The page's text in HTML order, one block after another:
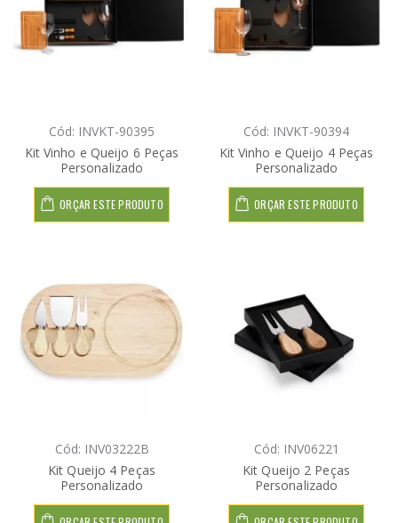
Cód: INVKT-90395
Kit Vinho e Queijo 6 Peças
Personalizado
ORÇAR ESTE PRODUTO
Cód: INVKT-90394
Kit Vinho e Queijo 4 Peças
Personalizado
ORÇAR ESTE PRODUTO
Cód: INV03222B
Kit Queijo 4 Peças
Personalizado
Cód: INV06221
Kit Queijo 2 Peças
Personalizado